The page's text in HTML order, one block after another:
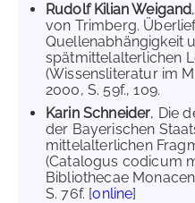
Rudolf Kilian Weigand
von Trimberg.
Quellenabhängigkeit
spätmittelalterlichen
(Wissensliteratur im
2000, S. 59f., 109.
Karin Schneider, Die
der Bayerischen
mittelalterlichen
(Catalogus codicum
Bibliothecae
S. 76f. [online]